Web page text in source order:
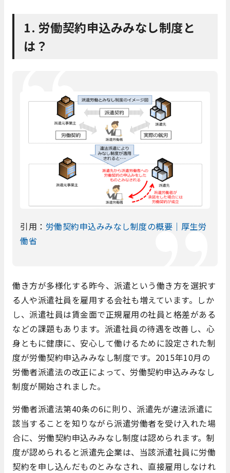
1. 労働契約申込みみなし制度と
は？
引用： 労働契約申込みみなし制度の概要｜厚生労
働省
働き方が多様化する昨今、派遣という働き方を選択す
る人や派遣社員を雇用する会社も増えています。しか
し、派遣社員は賃金面で正規雇用の社員と格差がある
などの課題もあります。派遣社員の待遇を改善し、心
身ともに健康に、安心して働けるために設定された制
度が労働契約申込みみなし制度です。2015年10月の
労働者派遣法の改正によって、労働契約申込みみなし
制度が開始されました。
労働者派遣法第40条の6に則り、 派遣先が違法派遣に
該当することを知りながら派遣労働者を受け入れた場
合に、労働契約申込みみなし制度は認められます。制
度が認められると派遣先企業は、当該派遣社員に労働
契約を申し込んだものとみなされ、直接雇用しなけれ